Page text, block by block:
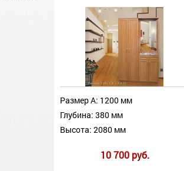
Размер А: 1200 мм
Глубина: 380 мм
Высота: 2080 мм
10 700 руб.